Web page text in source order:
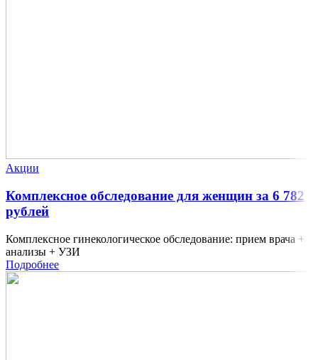
Акции
Комплексное обследование для женщин за 6 782
рублей
Комплексное гинекологическое обследование: прием врача +
анализы + УЗИ
Подробнее